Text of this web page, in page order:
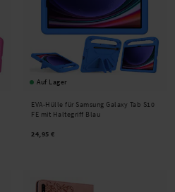
Auf Lager
EVA-Hülle für Samsung Galaxy Tab S10
FE mit Haltegriff Blau
24,95 €